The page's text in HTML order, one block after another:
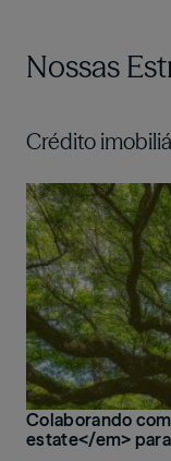
Nossas
Crédito
Imagem
Colaborando
estate</em>